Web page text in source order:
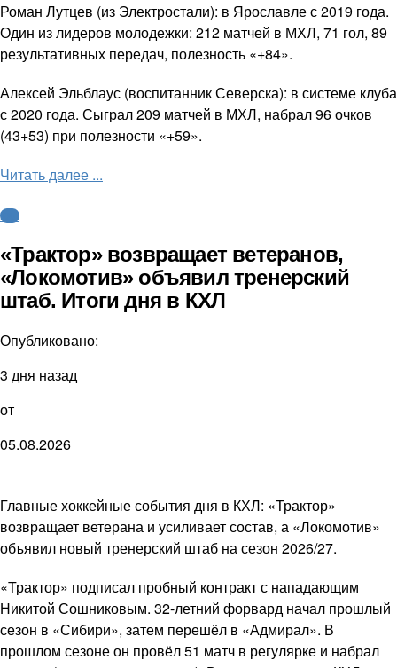
Роман Лутцев (из Электростали): в Ярославле с 2019 года.
Один из лидеров молодежки: 212 матчей в МХЛ, 71 гол, 89
результативных передач, полезность «+84».
Алексей Эльблаус (воспитанник Северска): в системе клуба
с 2020 года. Сыграл 209 матчей в МХЛ, набрал 96 очков
(43+53) при полезности «+59».
Читать далее ...
КХЛ
«Трактор» возвращает ветеранов,
«Локомотив» объявил тренерский
штаб. Итоги дня в КХЛ
Опубликовано:
3 дня назад
от
05.08.2026
Главные хоккейные события дня в КХЛ: «Трактор»
возвращает ветерана и усиливает состав, а «Локомотив»
объявил новый тренерский штаб на сезон 2026/27.
«Трактор» подписал пробный контракт с нападающим
Никитой Сошниковым. 32-летний форвард начал прошлый
сезон в «Сибири», затем перешёл в «Адмирал». В
прошлом сезоне он провёл 51 матч в регулярке и набрал